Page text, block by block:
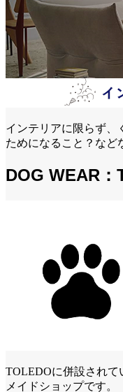
インテリアに限らず、
ためになること？など
DOG WEAR：
TOLEDOに併設されて
メイドショップです。